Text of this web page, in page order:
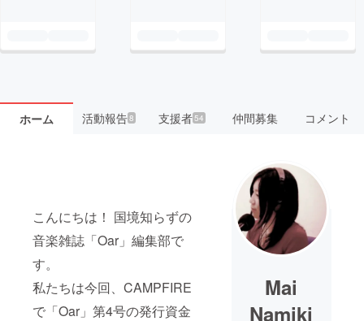
ホーム 活動報告8 支援者54 仲間募集 コメント
こんにちは！ 国境知らずの
音楽雑誌「Oar」編集部で
す。
私たちは今回、CAMPFIRE
で「Oar」第4号の発行資金
Mai
Namiki